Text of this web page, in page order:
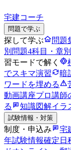
宅建コーチ
問題で学ぶ
探して学ぶ 問題
別問題4科目・章
習モードで解く
でスキマ演習
暗
ワードを埋める
動画講座プロ講師
る
知識図解イラ
試験情報・対策
制度・申込み 宅
年試験情報確定日